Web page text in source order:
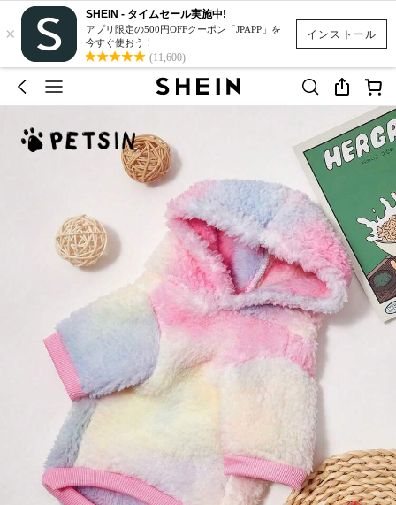
インストール
×
SHEIN - タイムセール実施中!
アプリ限定の500円OFFクーポン「JPAPP」を
今すぐ使おう！
(11,600)